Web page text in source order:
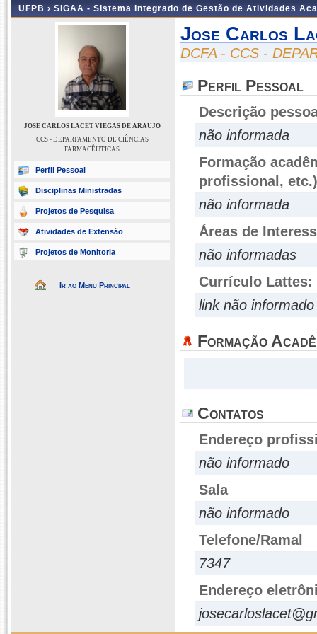
UFPB › SIGAA - Sistema Integrado de Gestão de Atividades
JOSE CARLOS LACET VIEGAS DE ARAUJO
CCS - DEPARTAMENTO DE CIÊNCIAS
FARMACÊUTICAS
Perfil Pessoal
Disciplinas Ministradas
Projetos de Pesquisa
Atividades de Extensão
Projetos de Monitoria
Ir ao Menu Principal
Jose Carlos
DCFA - CCS -
Perfil Pessoal
Descrição
não informada
Formação
profissional, etc.)
não informada
Áreas de
não informadas
Currículo Lattes:
link não informado
Formação
Contatos
Endereço
não informado
Sala
não informado
Telefone/Ramal
7347
Endereço